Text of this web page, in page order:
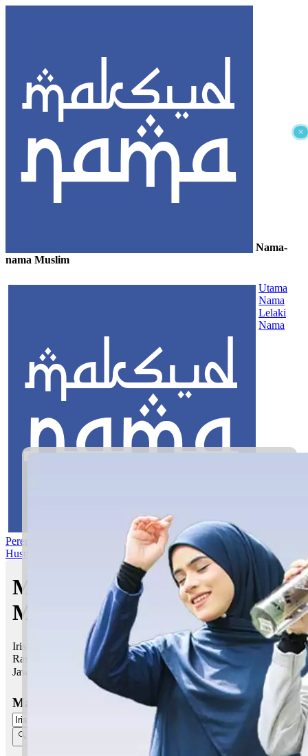
×
Nama-
nama Muslim
Utama
Nama
Lelaki
Nama
Perempuan Nama Gabungan Nama RasulAsma’ul
Husna
Maksud nama Iris Aisya |
Maksud Nama dalam Islam
Iris Aisya bermaksud Sejenis bunga; Hidup bahagia, Nama isteri
Rasulullah SAW
Jawi:
أيريس عايشه
Masukkan Nama: